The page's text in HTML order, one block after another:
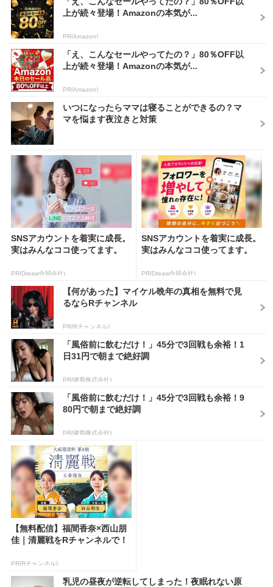
上が続々登場！Amazonの本気が...
PR(Amazon)
「え、こんなセールやってたの？」80％OFF以
上が続々登場！Amazonの本気が...
PR(Amazon)
いつになったらママは寝ることができるの？マ
マを悩ます夜泣きと対策
SNSアカウントを着実に成長。
実はみんなココ使ってます。
PR(Dreaw合同会社)
SNSアカウントを着実に成長。
実はみんなココ使ってます。
PR(Dreaw合同会社)
【何があった】マイケル晩年の真相を無料で見
るならRチャンネル
PR(Rチャンネル)
「風俗前に飲むだけ！」45分で3回戦も余裕！1
日31円で朝まで絶好調
PR(健商株式会社)
「風俗前に飲むだけ！」45分で3回戦も余裕！9
80円で朝まで絶好調
PR(健商株式会社)
【無料配信】福間香奈×西山朋
佳｜清麗戦をRチャンネルで！
PR(Rチャンネル)
乳児の昼夜が逆転してしまった！夜眠れない原